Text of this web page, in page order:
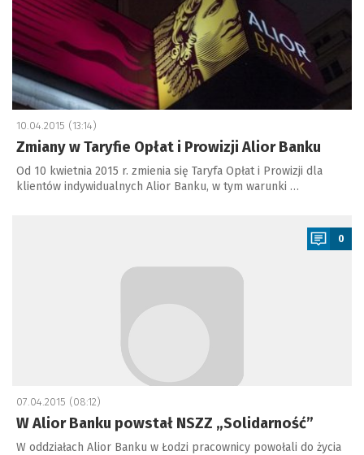
10.04.2015 (13:14)
Zmiany w Taryfie Opłat i Prowizji Alior Banku
Od 10 kwietnia 2015 r. zmienia się Taryfa Opłat i Prowizji dla
klientów indywidualnych Alior Banku, w tym warunki …
0
07.04.2015 (08:12)
W Alior Banku powstał NSZZ „Solidarność”
W oddziałach Alior Banku w Łodzi pracownicy powołali do życia